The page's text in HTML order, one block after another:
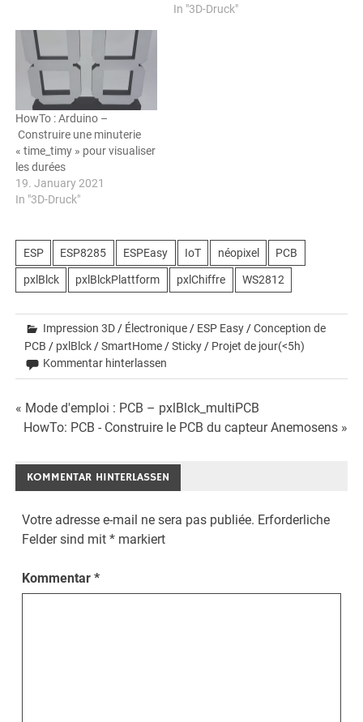
In "3D-Druck"
HowTo : Arduino –
Construire une minuterie
« time_timy » pour visualiser
les durées
19. January 2021
In "3D-Druck"
ESP ESP8285 ESPEasy IoT néopixel PCB
pxlBlck pxlBlckPlattform pxlChiffre WS2812
Impression 3D / Électronique / ESP Easy /Conception de
PCB / pxlBlck /SmartHome /Sticky / Projet de jour(<5h)
Kommentar hinterlassen
Beitrags-
« Mode d'emploi : PCB – pxlBlck_multiPCB
HowTo: PCB - Construire le PCB du capteur Anemosens »
KOMMENTAR HINTERLASSEN
Votre adresse e-mail ne sera pas publiée. Erforderliche
Felder sind mit* markiert
Kommentar*